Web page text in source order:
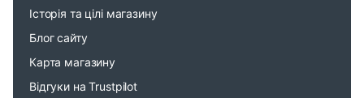
Історія та цілі магазину
Блог сайту
Карта магазину
Відгуки на Trustpilot